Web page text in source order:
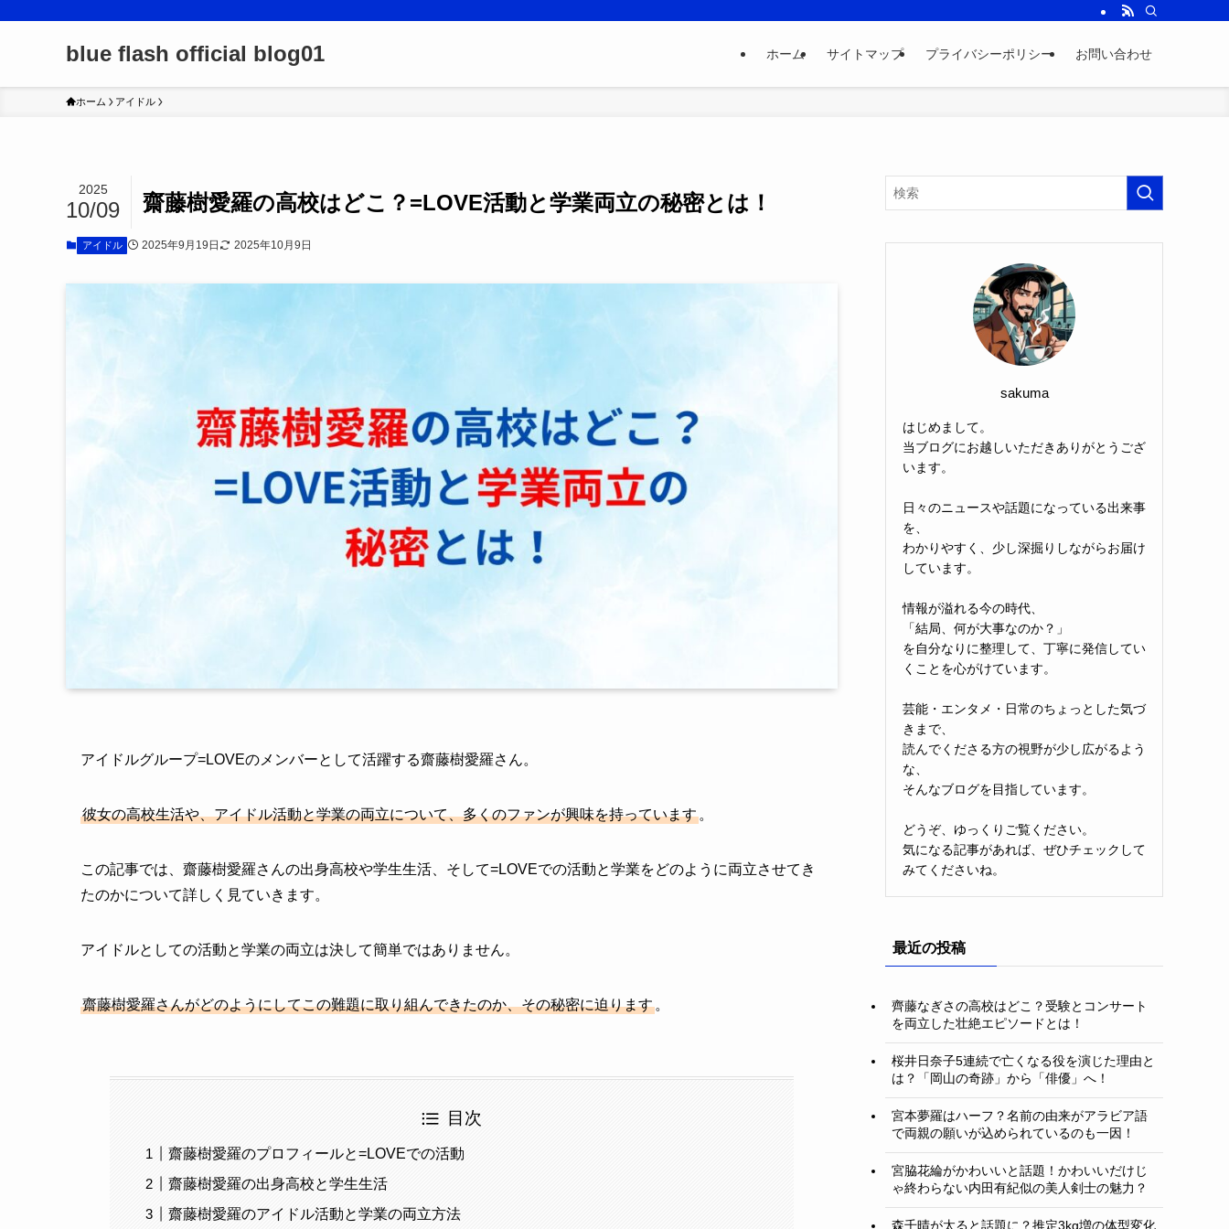
blue flash official blog01 ホーム サイトマップ プライバシーポリシー お問い合わせ
ホーム アイドル
齋藤樹愛羅の高校はどこ？=LOVE活動と学業両立の秘密とは！
2025
10/09
アイドル 2025年9月19日 2025年10月9日
アイドルグループ=LOVEのメンバーとして活躍する齋藤樹愛羅さん。
彼女の高校生活や、アイドル活動と学業の両立について、多くのファンが興味を持っています。
この記事では、齋藤樹愛羅さんの出身高校や学生生活、そして=LOVEでの活動と学業をどのように両立させてき
たのかについて詳しく見ていきます。
アイドルとしての活動と学業の両立は決して簡単ではありません。
齋藤樹愛羅さんがどのようにしてこの難題に取り組んできたのか、その秘密に迫ります。
目次
齋藤樹愛羅のプロフィールと=LOVEでの活動
齋藤樹愛羅の出身高校と学生生活
齋藤樹愛羅のアイドル活動と学業の両立方法
sakuma
はじめまして。
当ブログにお越しいただきありがとうござ
います。
日々のニュースや話題になっている出来事
を、
わかりやすく、少し深掘りしながらお届け
しています。
情報が溢れる今の時代、
「結局、何が大事なのか？」
を自分なりに整理して、丁寧に発信してい
くことを心がけています。
芸能・エンタメ・日常のちょっとした気づ
きまで、
読んでくださる方の視野が少し広がるよう
な、
そんなブログを目指しています。
どうぞ、ゆっくりご覧ください。
気になる記事があれば、ぜひチェックして
みてくださいね。
最近の投稿
齊藤なぎさの高校はどこ？受験とコンサート
を両立した壮絶エピソードとは！
桜井日奈子5連続で亡くなる役を演じた理由と
は？「岡山の奇跡」から「俳優」へ！
宮本夢羅はハーフ？名前の由来がアラビア語
で両親の願いが込められているのも一因！
宮脇花綸がかわいいと話題！かわいいだけじ
ゃ終わらない内田有紀似の美人剣士の魅力？
森千晴が太ると話題に？推定3kg増の体型変化